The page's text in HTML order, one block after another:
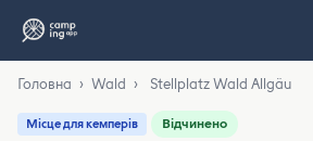
Головна › Wald › Stellplatz Wald Allgäu
Місце для кемперів Відчинено